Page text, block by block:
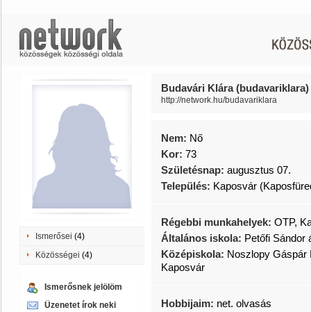
Ismerősei (4)
Közösségei (4)
Ismerősnek jelölöm
Üzenetet írok neki
Budavári Klára (budavariklara)
http://network.hu/budavariklara
Nem: Nő
Kor: 73
Születésnap: augusztus 07.
Település: Kaposvár
Régebbi munkahelyek: OTP,
Általános iskola: Petőfi Sándor
Középiskola: Noszlopy Gáspár
Kaposvár
Hobbijaim: net. olvasás